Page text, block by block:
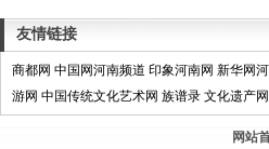
友情链接
商都网 中国网河南频道 印象河南网 新华网
游网 中国传统文化艺术网 族谱录 文化遗产网
网站